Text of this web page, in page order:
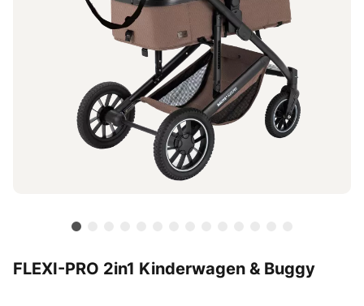
FLEXI-PRO 2in1 Kinderwagen & Buggy